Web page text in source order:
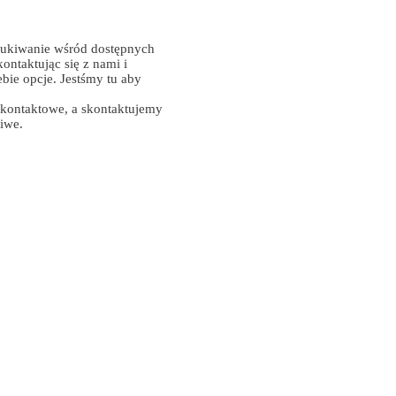
wśród dostępnych
się z nami i
opcje. Jestśmy tu aby
a skontaktujemy